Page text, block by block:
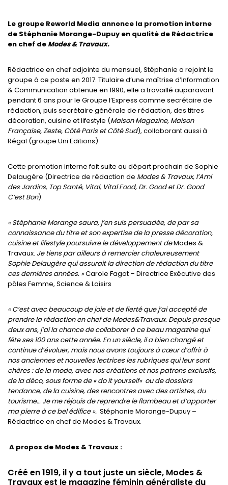
Le groupe Reworld Media annonce la promotion interne
de Stéphanie Morange-Dupuy en qualité de Rédactrice
en chef de Modes & Travaux.
Rédactrice en chef adjointe du mensuel, Stéphanie a rejoint le
groupe à ce poste en 2017. Titulaire d’une maîtrise d’Information
& Communication obtenue en 1990, elle a travaillé auparavant
pendant 6 ans pour le Groupe l’Express comme secrétaire de
rédaction, puis secrétaire générale de rédaction, des titres
décoration, cuisine et lifestyle (Maison Magazine, Maison
Française, Zeste, Côté Paris et Côté Sud), collaborant aussi à
Régal (groupe Uni Editions).
Cette promotion interne fait suite au départ prochain de Sophie
Delaugère (Directrice de rédaction de Modes & Travaux, l’Ami
des Jardins, Top Santé, Vital, Vital Food, Dr. Good et Dr. Good
C’est Bon).
« Stéphanie Morange saura, j’en suis persuadée, de par sa
connaissance du titre et son expertise de la presse décoration,
cuisine et lifestyle poursuivre le développement deModes &
Travaux. Je tiens par ailleurs à remercier chaleureusement
Sophie Delaugère qui assurait la direction de rédaction du titre
ces dernières années. »Carole Fagot – Directrice Exécutive des
pôles Femme, Science & Loisirs
« C’est avec beaucoup de joie et de fierté que j’ai accepté de
prendre la rédaction en chef de Modes&Travaux. Depuis presque
deux ans, j’ai la chance de collaborer à ce beau magazine qui
fête ses 100 ans cette année. En un siècle, il a bien changé et
continue d’évoluer, mais nous avons toujours à cœur d’offrir à
nos anciennes et nouvelles lectrices les rubriques qui leur sont
chères : de la mode, avec nos créations et nos patrons exclusifs,
de la déco, sous forme de«do it yourself« ou de dossiers
tendance, de la cuisine, des rencontres avec des artistes, du
tourisme… Je me réjouis de reprendre le flambeau et d’apporter
ma pierre à ce bel édifice ». Stéphanie Morange-Dupuy –
Rédactrice en chef de Modes & Travaux.
A propos de Modes & Travaux :
Créé en 1919, il y a tout juste un siècle, Modes &
Travaux est le magazine féminin généraliste du